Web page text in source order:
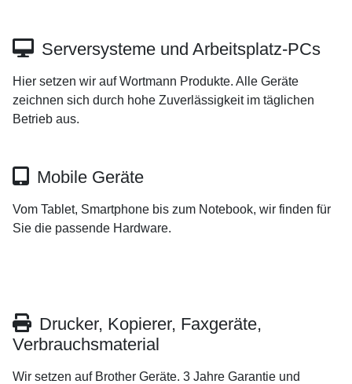
Serversysteme und Arbeitsplatz-PCs
Hier setzen wir auf Wortmann Produkte. Alle Geräte
zeichnen sich durch hohe Zuverlässigkeit im täglichen
Betrieb aus.
Mobile Geräte
Vom Tablet, Smartphone bis zum Notebook, wir finden für
Sie die passende Hardware.
Drucker, Kopierer, Faxgeräte,
Verbrauchsmaterial
Wir setzen auf Brother Geräte. 3 Jahre Garantie und